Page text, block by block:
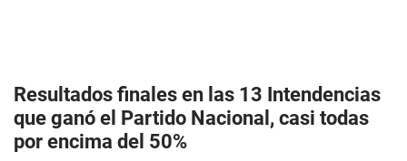
Resultados finales en las 13 Intendencias
que ganó el Partido Nacional, casi todas
por encima del 50%